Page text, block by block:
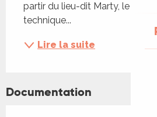
partir du lieu-dit Marty, le
technique...
Lire la suite
Documentation